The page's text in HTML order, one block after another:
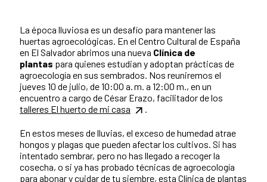
La época lluviosa es un desafío para mantener las
huertas agroecológicas. En el Centro Cultural de España
en El Salvador abrimos una nueva Clínica de
plantas para quienes estudian y adoptan prácticas de
agroecología en sus sembrados. Nos reuniremos el
jueves 10 de julio, de 10:00 a. m. a 12:00 m., en un
encuentro a cargo de César Erazo, facilitador de los
talleres El huerto de mi casa
.
En estos meses de lluvias, el exceso de humedad atrae
hongos y plagas que pueden afectar los cultivos. Si has
intentado sembrar, pero no has llegado a recoger la
cosecha, o si ya has probado técnicas de agroecología
para abonar y cuidar de tu siembre, esta Clínica de plantas